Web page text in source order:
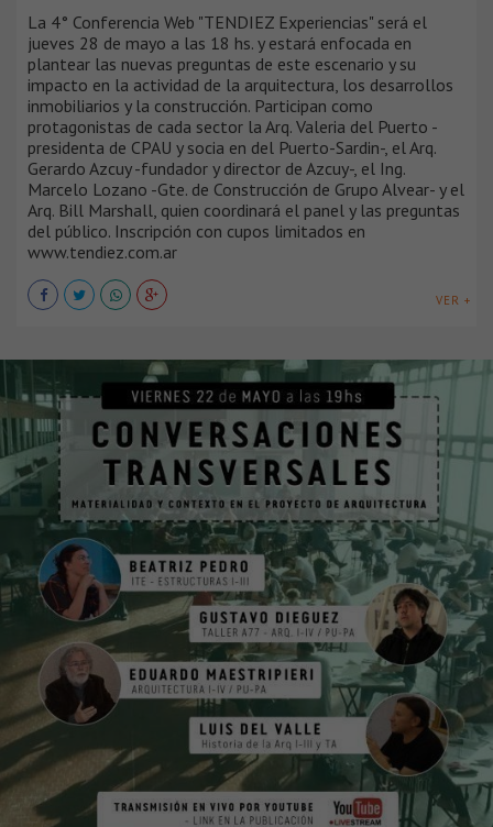
La 4° Conferencia Web "TENDIEZ Experiencias" será el
jueves 28 de mayo a las 18 hs. y estará enfocada en
plantear las nuevas preguntas de este escenario y su
impacto en la actividad de la arquitectura, los desarrollos
inmobiliarios y la construcción. Participan como
protagonistas de cada sector la Arq. Valeria del Puerto -
presidenta de CPAU y socia en del Puerto-Sardin-, el Arq.
Gerardo Azcuy -fundador y director de Azcuy-, el Ing.
Marcelo Lozano -Gte. de Construcción de Grupo Alvear- y el
Arq. Bill Marshall, quien coordinará el panel y las preguntas
del público. Inscripción con cupos limitados en
www.tendiez.com.ar
VER +